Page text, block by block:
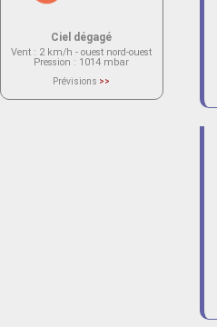
Ciel dégagé
Vent : 2 km/h - ouest nord-ouest
Pression : 1014 mbar
Prévisions >>
actuellement aucune prévision